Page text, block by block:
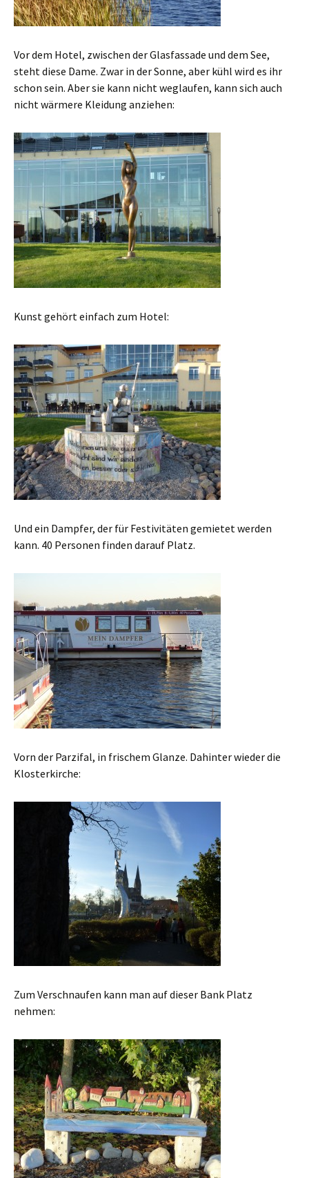
Vor dem Hotel, zwischen der Glasfassade und dem See,
steht diese Dame. Zwar in der Sonne, aber kühl wird es ihr
schon sein. Aber sie kann nicht weglaufen, kann sich auch
nicht wärmere Kleidung anziehen:
Kunst gehört einfach zum Hotel:
Und ein Dampfer, der für Festivitäten gemietet werden
kann. 40 Personen finden darauf Platz.
Vorn der Parzifal, in frischem Glanze. Dahinter wieder die
Klosterkirche:
Zum Verschnaufen kann man auf dieser Bank Platz
nehmen: